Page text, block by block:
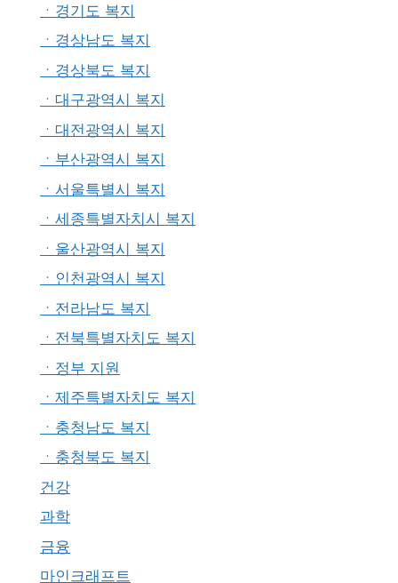
ㆍ경기도 복지
ㆍ경상남도 복지
ㆍ경상북도 복지
ㆍ대구광역시 복지
ㆍ대전광역시 복지
ㆍ부산광역시 복지
ㆍ서울특별시 복지
ㆍ세종특별자치시 복지
ㆍ울산광역시 복지
ㆍ인천광역시 복지
ㆍ전라남도 복지
ㆍ전북특별자치도 복지
ㆍ정부 지원
ㆍ제주특별자치도 복지
ㆍ충청남도 복지
ㆍ충청북도 복지
건강
과학
금융
마인크래프트